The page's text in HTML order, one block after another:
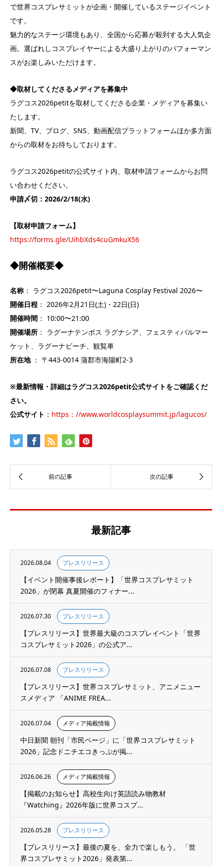
で世界コスプレサミットが企画・開催しているステージイベント
です。
魅力的なステージ環境もあり、全国から応募が殺到する大人気企
画。選ばれしコスプレイヤーによる大盛り上がりのパフォーマン
スがお楽しみいただけます。
◆取材してくださるメディアを募集中
ラグコス2026petitを取材してくださる企業・メディアを募集い
たします。
新聞、TV、ブログ、SNS、動画配信プラットフォームほか多方面
からの取材をお待ちしております。
ラグコス2026petitの公式サイト内、取材申請フォームからお問
い合わせください。
申請〆切：2026/2/18(水)
【取材申請フォーム】
https://forms.gle/UihbXds4cuGmkuX56
◆開催概要◆
名称 ： ラグコス2026petit〜Laguna Cosplay Festival 2026〜
開催日程 ： 2026年2月21日(土)・22日(日)
開催時間 ： 10:00〜21:00
開催場所 ： ラグーナテンボス ラグナシア、フェスティバルマー
ケット、ラグーナビーチ、観覧車
所在地： 〒443-0014 蒲郡市海陽町2-3
※最新情報・詳細はラグコス2026petit公式サイトをご確認くだ
さい。
公式サイト ： https：//www.worldcosplaysummit.jp/lagucos/
最新記事
2026.08.04 プレスリリース
【イベント開催事後レポート】「世界コスプレサミット
2026」が閉幕 真夏開催のフィナー...
2026.07.30 プレスリリース
【プレスリリース】世界最大級のコスプレイベント「世界
コスプレサミット2026」の公式ア...
2026.07.08 プレスリリース
【プレスリリース】世界コスプレサミット、アニメニュー
スメディア 「ANIME FREA...
2026.07.04 メディア掲載情報
中日新聞 朝刊「市民ページ」に「世界コスプレサミット
2026」記念ドニチエコきっぷが掲...
2026.06.26 メディア掲載情報
【掲載のお知らせ】高校生向け英語読み物教材
『Watching』2026年版に世界コスプ...
2026.05.28 プレスリリース
【プレスリリース】最後の夏を、全力で楽しもう。 「世
界コスプレサミット2026」発表第...